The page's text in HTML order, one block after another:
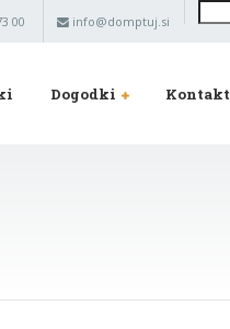
00 info@domptuj.si
Dogodki Kontakt